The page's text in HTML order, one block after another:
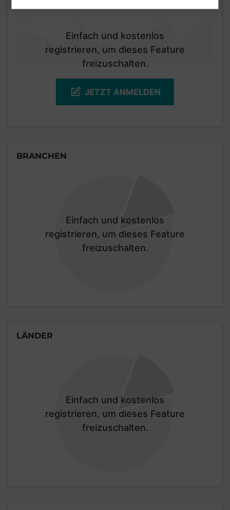
Einfach und kostenlos
registrieren, um dieses Feature
freizuschalten.
JETZT ANMELDEN
BRANCHEN
Einfach und kostenlos
registrieren, um dieses Feature
freizuschalten.
LÄNDER
Einfach und kostenlos
registrieren, um dieses Feature
freizuschalten.